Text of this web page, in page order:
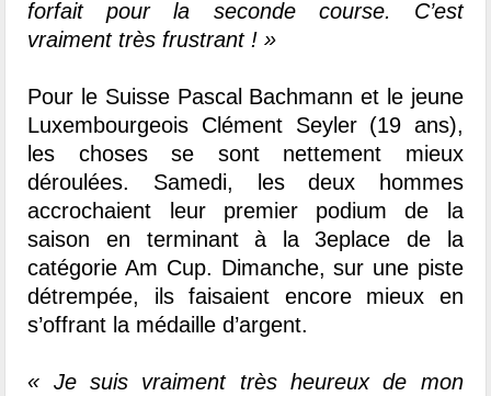
forfait pour la seconde course. C’est
vraiment très frustrant ! »
Pour le Suisse Pascal Bachmann et le jeune
Luxembourgeois Clément Seyler (19 ans),
les choses se sont nettement mieux
déroulées. Samedi, les deux hommes
accrochaient leur premier podium de la
saison en terminant à la 3eplace de la
catégorie Am Cup. Dimanche, sur une piste
détrempée, ils faisaient encore mieux en
s’offrant la médaille d’argent.
« Je suis vraiment très heureux de mon